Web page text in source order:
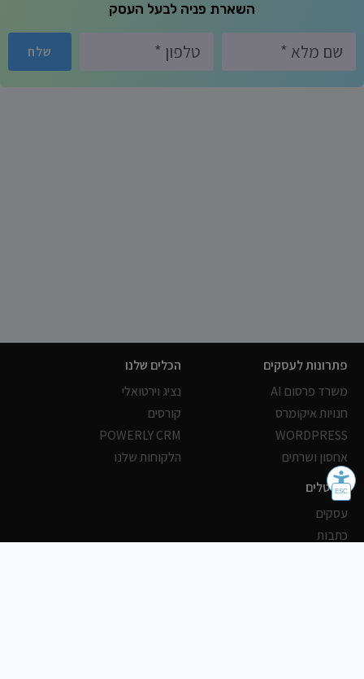
השארת פניה לבעל העסק
שלח
פתרונות לעסקים
משרד פרסום AI
חנויות איקומרס
WORDPRESS
אחסון ושרתים
הכלים שלנו
נציג וירטואלי
קורסים
POWERLY CRM
הלקוחות שלנו
פורטלים
עסקים
כתבות